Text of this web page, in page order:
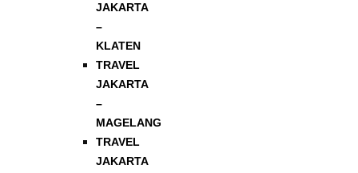
JAKARTA
–
KLATEN
TRAVEL
JAKARTA
–
MAGELANG
TRAVEL
JAKARTA